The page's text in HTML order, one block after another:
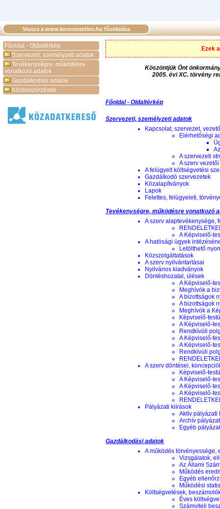
Vissza a www.korostetetlen.hu főoldalára
Főoldal - Oldaltérkép
Szervezeti, személyzeti adatok
Tevékenységre, működésre
vonatkozó adatok
Gazdálkodási adatok
Közbeszerzések
Ezek
Köszöntjük Önt
2005. évi XC. törvény
Főoldal - Oldaltérkép
Szervezeti, személyzeti adatok
Kapcsolat, szervezet,
Elérhetőségi
A szervezeti
A szerv vezetői
A felügyelt költségvetési
Gazdálkodó szervezetek
Közalapítványok
Lapok
Felettes, felügyeleti,
Tevékenységre, működésre vonatkozó
A szerv alaptevékenysége,
A Képviselő-
A hatósági ügyek
Letölthető
Közszolgáltatások
A szerv nyilvántartásai
Nyilvános kiadványok
Döntéshozatal, ülések
A Képviselő-
Meghívók a
A bizottságok
A bizottságok
Meghívók a
Képviselő-
A Képviselő-
Rendkívüli
A Képviselő-
A Képviselő-
Rendkívüli
A szerv döntései,
Képviselő-
A Képviselő-
A Képviselő-
A Képviselő-
Pályázati kiírások
Aktív pályázati
Archív
Egyéb
Gazdálkodási adatok
A működés törvényessége,
Vizsgálatok,
Az Állami
Működés
Egyéb
Működési
Költségvetések,
Éves
Számviteli